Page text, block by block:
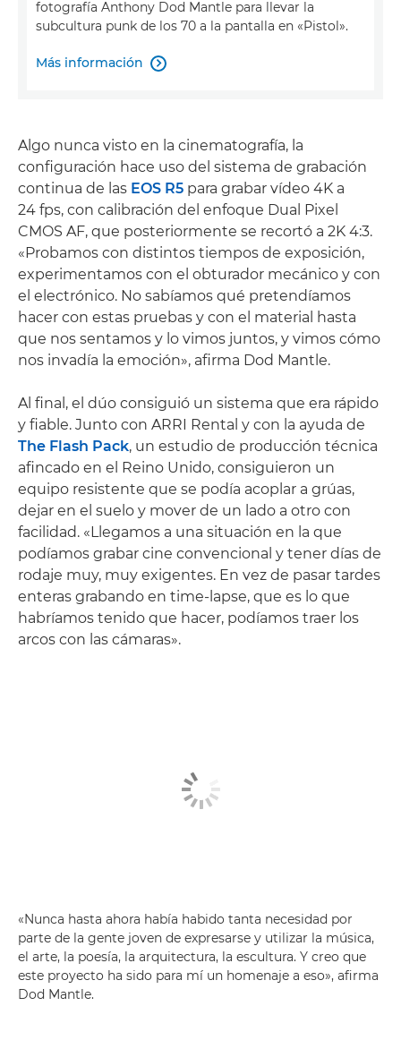
fotografía Anthony Dod Mantle para llevar la
subcultura punk de los 70 a la pantalla en «Pistol».
Más información 
Algo nunca visto en la cinematografía, la
configuración hace uso del sistema de grabación
continua de las EOS R5 para grabar vídeo 4K a
24 fps, con calibración del enfoque Dual Pixel
CMOS AF, que posteriormente se recortó a 2K 4:3.
«Probamos con distintos tiempos de exposición,
experimentamos con el obturador mecánico y con
el electrónico. No sabíamos qué pretendíamos
hacer con estas pruebas y con el material hasta
que nos sentamos y lo vimos juntos, y vimos cómo
nos invadía la emoción», afirma Dod Mantle.
Al final, el dúo consiguió un sistema que era rápido
y fiable. Junto con ARRI Rental y con la ayuda de
The Flash Pack, un estudio de producción técnica
afincado en el Reino Unido, consiguieron un
equipo resistente que se podía acoplar a grúas,
dejar en el suelo y mover de un lado a otro con
facilidad. «Llegamos a una situación en la que
podíamos grabar cine convencional y tener días de
rodaje muy, muy exigentes. En vez de pasar tardes
enteras grabando en time-lapse, que es lo que
habríamos tenido que hacer, podíamos traer los
arcos con las cámaras».
«Nunca hasta ahora había habido tanta necesidad por
parte de la gente joven de expresarse y utilizar la música,
el arte, la poesía, la arquitectura, la escultura. Y creo que
este proyecto ha sido para mí un homenaje a eso», afirma
Dod Mantle.